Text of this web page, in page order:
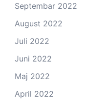
Septembar 2022
August 2022
Juli 2022
Juni 2022
Maj 2022
April 2022